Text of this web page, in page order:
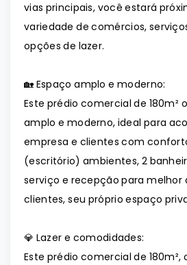
vias principais, você estará
variedade de comércios,
opções de lazer.
🏡 Espaço amplo e moderno:
Este prédio comercial de 180m²
amplo e moderno, ideal para
empresa e clientes com
(escritório) ambientes, 2
serviço e recepção para melhor
clientes, seu próprio espaço
💎 Lazer e comodidades:
Este prédio comercial de